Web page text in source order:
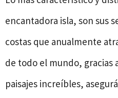
encantadora isla, son sus
costas que anualmente
de todo el mundo, gracias
paisajes increíbles,